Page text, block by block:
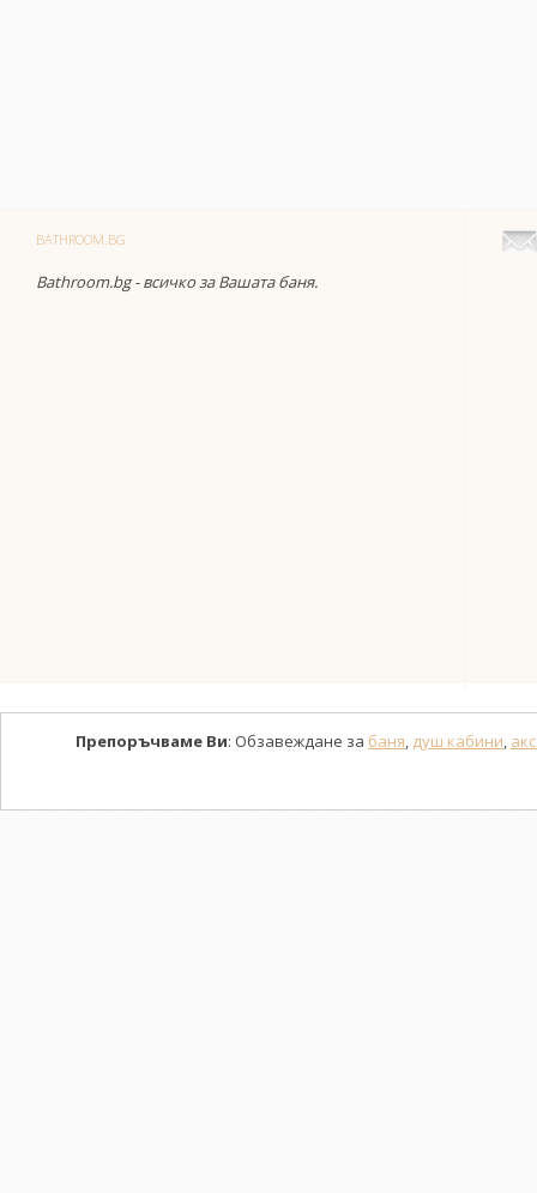
BATHROOM.BG
Bathroom.bg - всичко за Вашата баня.
Препоръчваме Ви: Обзавеждане за баня, душ кабини,